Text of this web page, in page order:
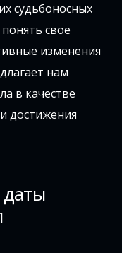
судьбоносных
свое
изменения
нам
в качестве
достижения